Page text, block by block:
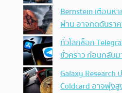
Bernstein เตือนห
ผ่าน อาจกดดันรา
ทั่วโลกช็อก
ชั่วคราว ก่อนกลับม
Galaxy Research
Coldcard อาจพุ่ง